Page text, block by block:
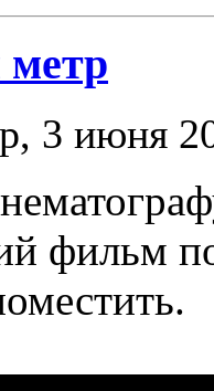
метр
3 июня
фильм